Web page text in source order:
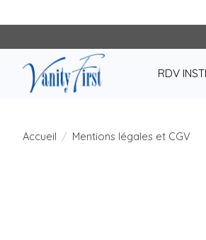
RDV
Accueil / Mentions légales et CGV